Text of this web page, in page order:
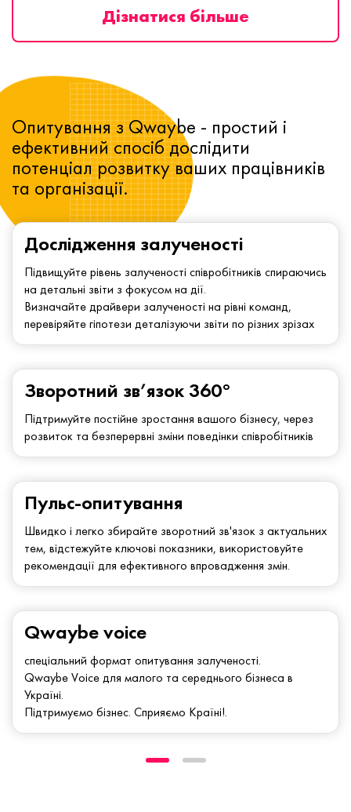
Дізнатися більше
Дослідження залученості
Підвищуйте рівень залученості співробітників спираючись
на детальні звіти з фокусом на дії.
Визначайте драйвери залученості на рівні команд,
перевіряйте гіпотези деталізуючи звіти по різних зрізах
Зворотний зв’язок 360°
Підтримуйте постійне зростання вашого бізнесу, через
розвиток та безперервні зміни поведінки співробітників
Опитування з Qwaybe - простий і
ефективний спосіб дослідити
потенціал розвитку ваших працівників
та організації.
Qwaybe voice
спеціальний формат опитування залученості.
Qwaybe Voice для малого та середнього бізнеса в
Україні.
Підтримуємо бізнес. Сприяємо Країні!.
Пульс-опитування
Швидко і легко збирайте зворотний зв'язок з актуальних
тем, відстежуйте ключові показники, використовуйте
рекомендації для ефективного впровадження змін.